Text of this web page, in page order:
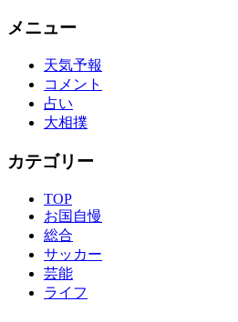
メニュー
天気予報
コメント
占い
大相撲
カテゴリー
TOP
お国自慢
総合
サッカー
芸能
ライフ